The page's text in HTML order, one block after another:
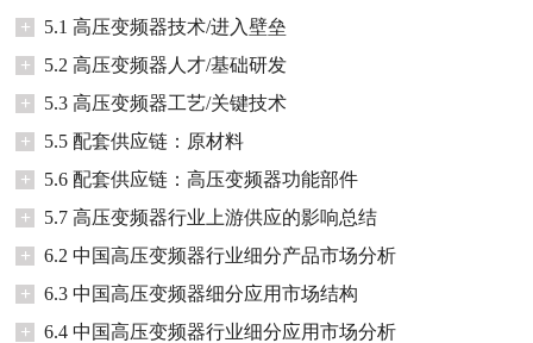
+
5.1 高压变频器技术/进入壁垒
+
5.2 高压变频器人才/基础研发
+
5.3 高压变频器工艺/关键技术
+
5.5 配套供应链：原材料
+
5.6 配套供应链：高压变频器功能部件
+
5.7 高压变频器行业上游供应的影响总结
+
6.2 中国高压变频器行业细分产品市场分析
+
6.3 中国高压变频器细分应用市场结构
+
6.4 中国高压变频器行业细分应用市场分析